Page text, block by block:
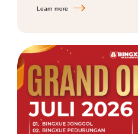
Learn more